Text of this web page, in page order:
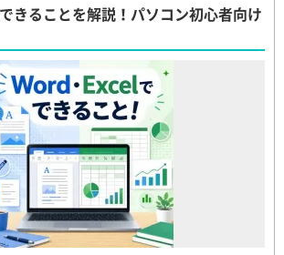
きることを解説！パソコン初心者向け